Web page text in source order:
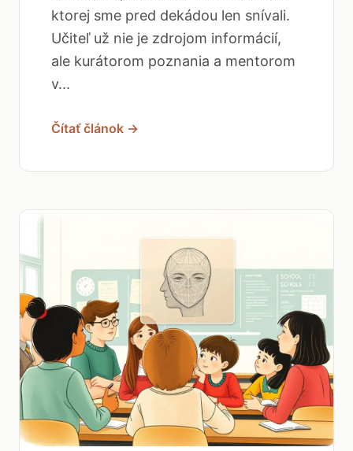
ktorej sme pred dekádou len snívali.
Učiteľ už nie je zdrojom informácií,
ale kurátorom poznania a mentorom
v...
Čítať článok →